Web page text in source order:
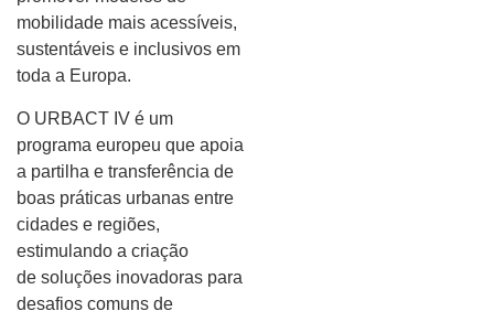
mobilidade mais acessíveis,
sustentáveis e inclusivos em
toda a Europa.
O URBACT IV é um
programa europeu que apoia
a partilha e transferência de
boas práticas urbanas entre
cidades e regiões,
estimulando a criação
de soluções inovadoras para
desafios comuns de